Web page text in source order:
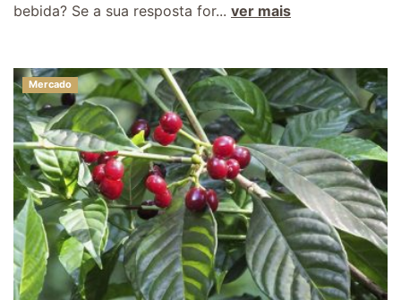
bebida? Se a sua resposta for... ver mais
Mercado